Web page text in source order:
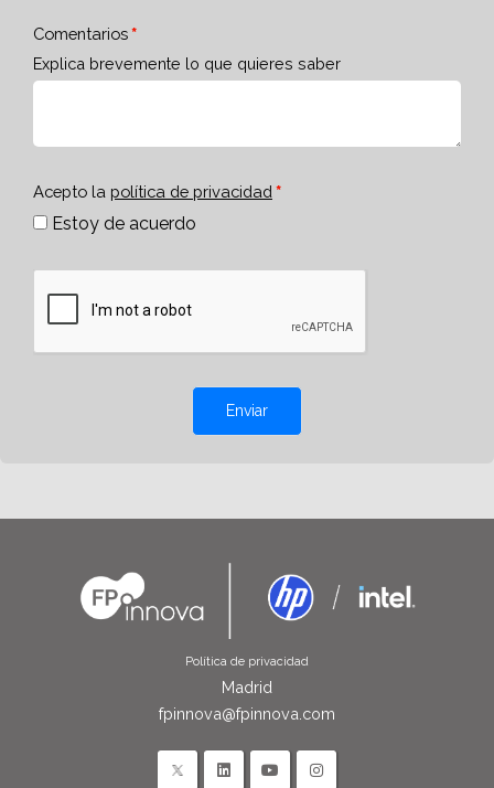
Comentarios
Explica brevemente lo que quieres saber
Acepto la política de privacidad
Estoy de acuerdo
Enviar
Política de privacidad
Madrid
fpinnova@fpinnova.com